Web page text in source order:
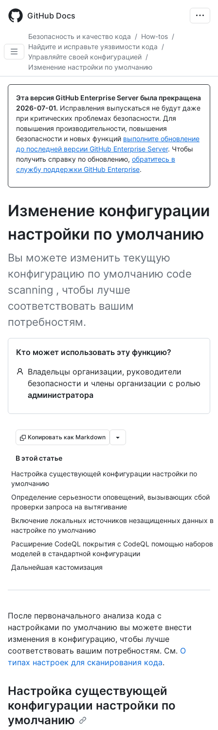
main
GitHub Docs
Безопасность и качество кода / How-tos /
Найдите и исправьте уязвимости кода /
Управляйте своей конфигурацией /
Изменение настройки по умолчанию
Эта версия GitHub Enterprise Server была прекращена
2026-07-01. Исправления выпускаться не будут даже
при критических проблемах безопасности. Для
повышения производительности, повышения
безопасности и новых функций выполните обновление
до последней версии GitHub Enterprise Server. Чтобы
получить справку по обновлению, обратитесь в
службу поддержки GitHub Enterprise.
Изменение конфигурации
настройки по умолчанию
Вы можете изменить текущую
конфигурацию по умолчанию code
scanning , чтобы лучше
соответствовать вашим
потребностям.
Кто может использовать эту функцию?
Владельцы организации, руководители
безопасности и члены организации с ролью
администратора
Копировать как Markdown
В этой статье
Настройка существующей конфигурации настройки по
умолчанию
Определение серьезности оповещений, вызывающих сбой
проверки запроса на вытягивание
Включение локальных источников незащищенных данных в
настройке по умолчанию
Расширение CodeQL покрытия с CodeQL помощью наборов
моделей в стандартной конфигурации
Дальнейшая кастомизация
После первоначального анализа кода с
настройками по умолчанию вы можете внести
изменения в конфигурацию, чтобы лучше
соответствовать вашим потребностям. См. О
типах настроек для сканирования кода.
Настройка существующей
конфигурации настройки по
умолчанию